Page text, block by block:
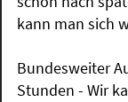
kann man sich
Bundesweiter
Stunden - Wir